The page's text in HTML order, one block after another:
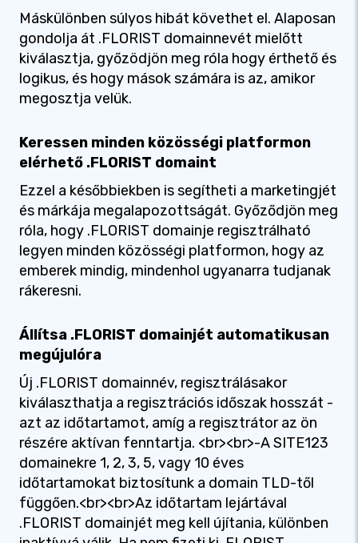
Máskülönben súlyos hibát követhet el. Alaposan
gondolja át .FLORIST domainnevét mielőtt
kiválasztja, győzödjön meg róla hogy érthető és
logikus, és hogy mások számára is az, amikor
megosztja velük.
Keressen minden közösségi platformon
elérhető .FLORIST domaint
Ezzel a későbbiekben is segítheti a marketingjét
és márkája megalapozottságát. Győződjön meg
róla, hogy .FLORIST domainje regisztrálható
legyen minden közösségi platformon, hogy az
emberek mindig, mindenhol ugyanarra tudjanak
rákeresni.
Állítsa .FLORIST domainjét automatikusan
megújulóra
Új .FLORIST domainnév, regisztrálásakor
kiválaszthatja a regisztrációs időszak hosszát -
azt az időtartamot, amíg a regisztrátor az ön
részére aktívan fenntartja. <br><br>-A SITE123
domainekre 1, 2, 3, 5, vagy 10 éves
időtartamokat biztosítunk a domain TLD-től
függően.<br><br>Az időtartam lejártával
.FLORIST domainjét meg kell újítania, különben